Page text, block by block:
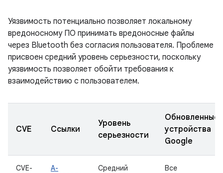
Уязвимость потенциально позволяет локальному
вредоносному ПО принимать вредоносные файлы
через Bluetooth без согласия пользователя. Проблеме
присвоен средний уровень серьезности, поскольку
уязвимость позволяет обойти требования к
взаимодействию с пользователем.
CVE Ссылки
Уровень
серьезности
Обновленные
устройства
Google
CVE-
A-
Средний Все